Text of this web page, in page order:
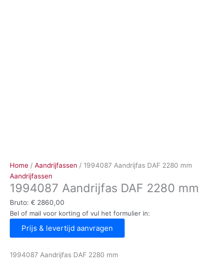
Home / Aandrijfassen / 1994087 Aandrijfas DAF 2280 mm
Aandrijfassen
1994087 Aandrijfas DAF 2280 mm
Bruto: € 2860,00
Bel of mail voor korting of vul het formulier in:
Prijs & levertijd aanvragen
1994087 Aandrijfas DAF 2280 mm